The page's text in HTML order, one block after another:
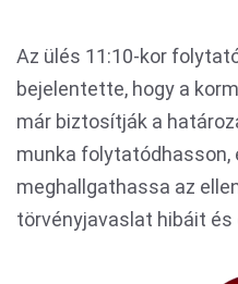
Az ülés 11:10-kor
bejelentette, hogy a
már biztosítják a
munka folytatódhasson,
meghallgathassa az
törvényjavaslat hibáit